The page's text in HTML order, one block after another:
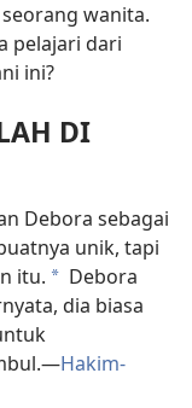
wanita.
pelajari dari
ini?
DI
Debora sebagai
unik, tapi
itu. a Debora
dia biasa
Hakim-